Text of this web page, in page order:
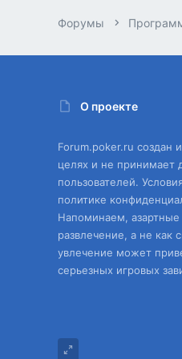
Форумы
О проекте
Forum.poker.ru создан
целях и не принимает
пользователей.
политике
Напоминаем,
развлечение, а не как
увлечение может
серьезных игровых